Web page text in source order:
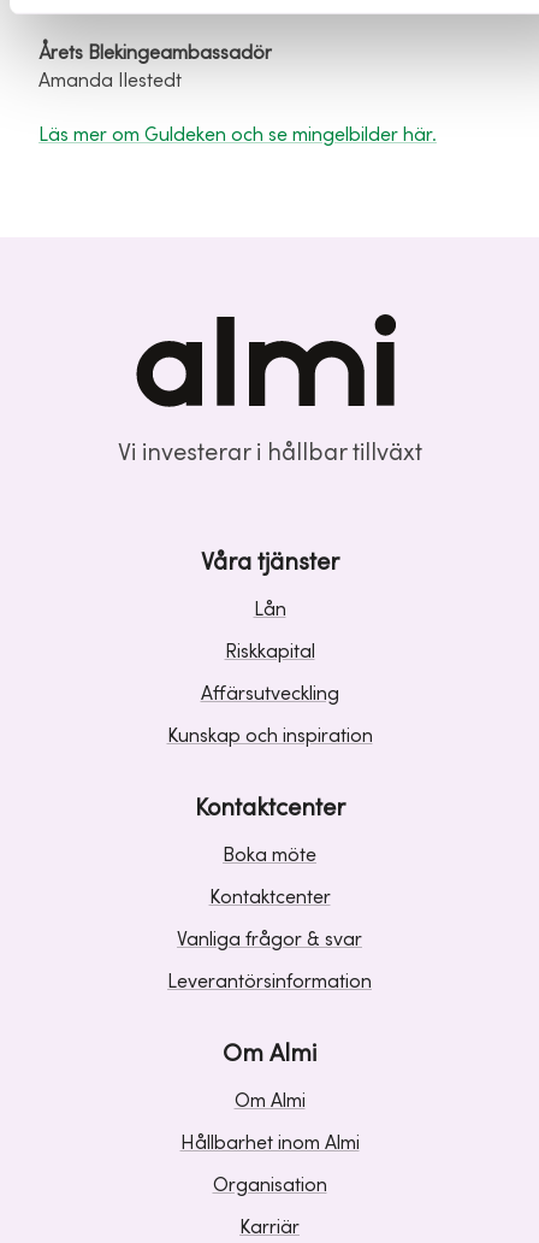
Årets Blekingeambassadör
Amanda Ilestedt
Läs mer om Guldeken och se mingelbilder här.
Vi investerar i hållbar tillväxt
Våra tjänster
Lån
Riskkapital
Affärsutveckling
Kunskap och inspiration
Kontaktcenter
Boka möte
Kontaktcenter
Vanliga frågor & svar
Leverantörsinformation
Om Almi
Om Almi
Hållbarhet inom Almi
Organisation
Karriär